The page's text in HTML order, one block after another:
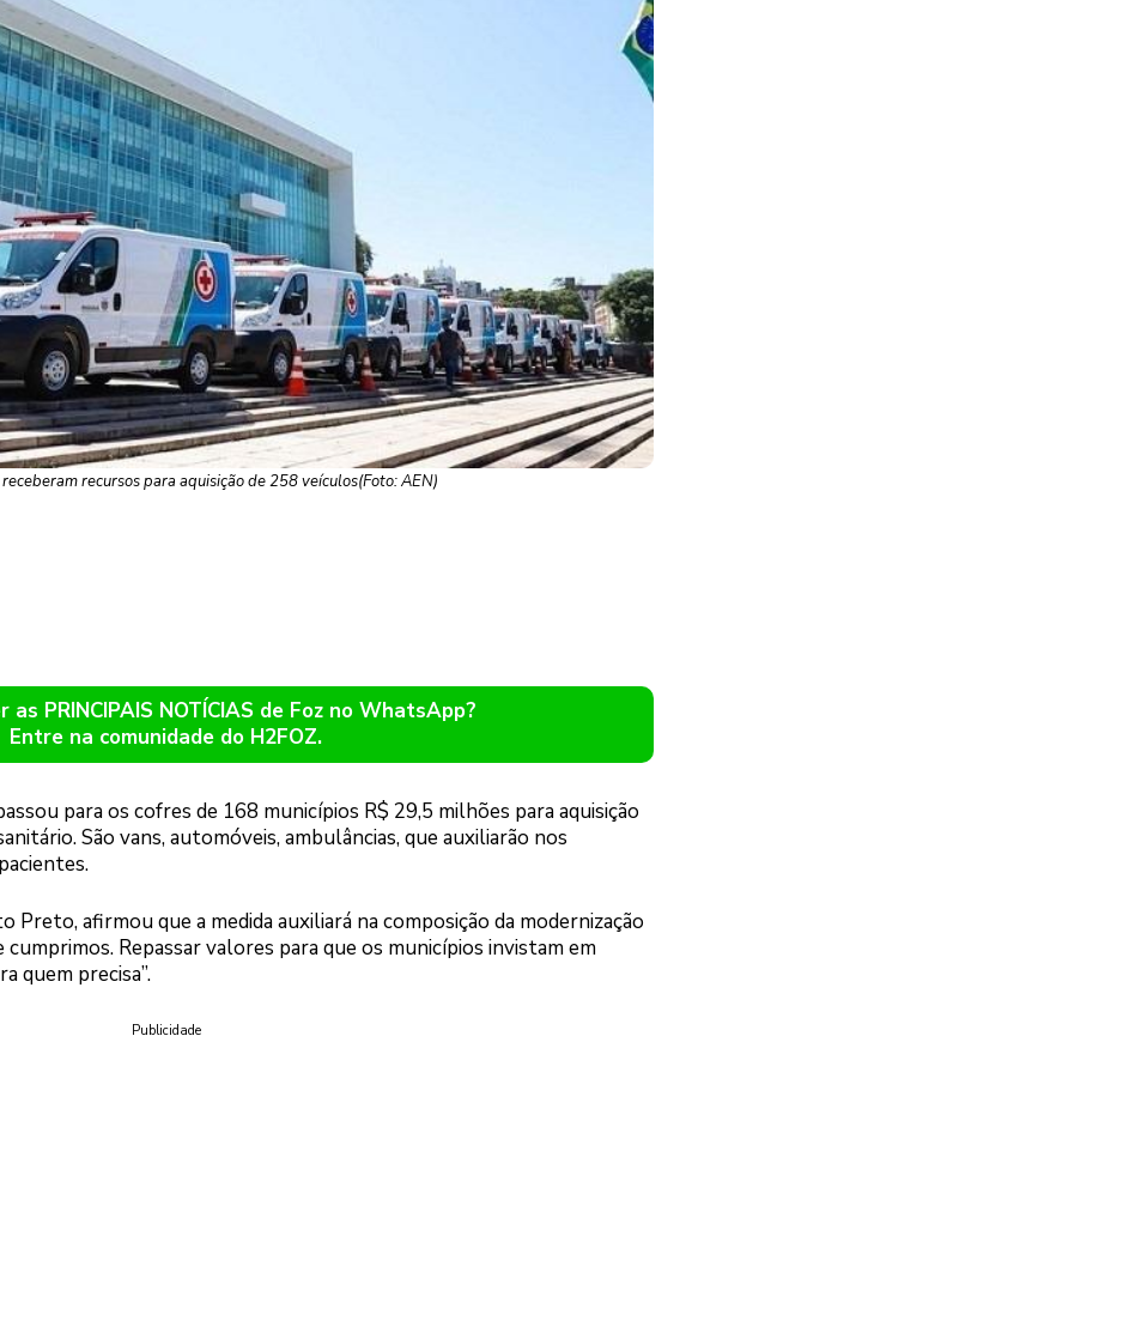
recursos para aquisição de 258 veículos(Foto: AEN)
as PRINCIPAIS NOTÍCIAS de Foz no WhatsApp?
Entre na comunidade do H2FOZ.
para os cofres de 168 municípios R$ 29,5 milhões para aquisição
São vans, automóveis, ambulâncias, que auxiliarão nos
Preto, afirmou que a medida auxiliará na composição da modernização
cumprimos. Repassar valores para que os municípios invistam em
quem precisa”.
Publicidade